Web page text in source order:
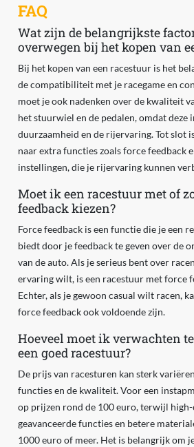
FAQ
Wat zijn de belangrijkste
overwegen bij het kopen van
Bij het kopen van een racestuur is het
de compatibiliteit met je racegame en
moet je ook nadenken over de kwaliteit
het stuurwiel en de pedalen, omdat deze
duurzaamheid en de rijervaring. Tot slot
naar extra functies zoals force feedback
instellingen, die je rijervaring kunnen
Moet ik een racestuur met of
feedback kiezen?
Force feedback is een functie die je een
biedt door je feedback te geven over de
van de auto. Als je serieus bent over
ervaring wilt, is een racestuur met force
Echter, als je gewoon casual wilt racen,
force feedback ook voldoende zijn.
Hoeveel moet ik verwachten
een goed racestuur?
De prijs van racesturen kan sterk
functies en de kwaliteit. Voor een
op prijzen rond de 100 euro, terwijl
geavanceerde functies en betere
1000 euro of meer. Het is belangrijk om